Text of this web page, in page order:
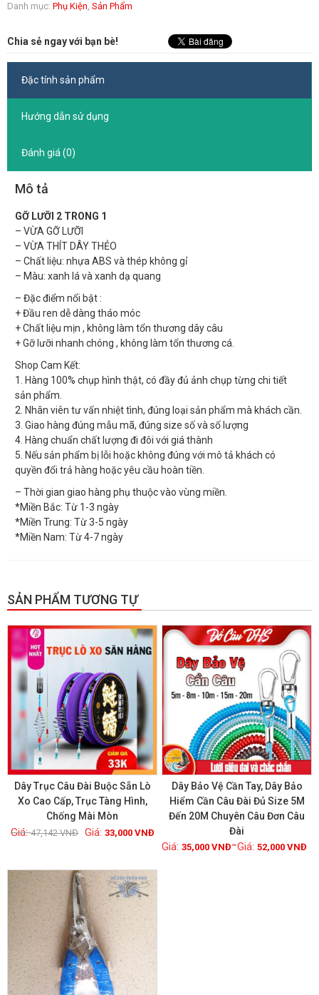
Danh mục: Phụ Kiện, Sản Phẩm
Chia sẻ ngay với bạn bè!
Đặc tính sản phẩm
Hướng dẫn sử dụng
Đánh giá (0)
Mô tả
GỠ LƯỠI 2 TRONG 1
– VỪA GỠ LƯỠI
– VỪA THÍT DÂY THẺO
– Chất liệu: nhựa ABS và thép không gỉ
– Màu: xanh lá và xanh dạ quang
– Đặc điểm nổi bật :
+ Đầu ren dễ dàng tháo móc
+ Chất liệu mịn , không làm tổn thương dây câu
+ Gỡ lưỡi nhanh chóng , không làm tổn thương cá.
Shop Cam Kết:
1. Hàng 100% chụp hình thật, có đầy đủ ảnh chụp từng chi tiết
sản phẩm.
2. Nhân viên tư vấn nhiệt tình, đúng loại sản phẩm mà khách cần.
3. Giao hàng đúng mẫu mã, đúng size số và số lượng
4. Hàng chuẩn chất lượng đi đôi với giá thành
5. Nếu sản phẩm bị lỗi hoặc không đúng với mô tả khách có
quyền đổi trả hàng hoặc yêu cầu hoàn tiền.
– Thời gian giao hàng phụ thuộc vào vùng miền.
*Miền Bắc: Từ 1-3 ngày
*Miền Trung: Từ 3-5 ngày
*Miền Nam: Từ 4-7 ngày
SẢN PHẨM TƯƠNG TỰ
GIẢM GIÁ!
Xem chi tiết
Dây Trục Câu Đài Buộc Sẵn Lò
Xo Cao Cấp, Trục Tàng Hình,
Chống Mài Mòn
47,142VNĐ 33,000VNĐ
GIẢM GIÁ!
Xem chi tiết
Dây Bảo Vệ Cần Tay, Dây Bảo
Hiểm Cần Câu Đài Đủ Size 5M
Đến 20M Chuyên Câu Đơn Câu
Đài
35,000 VNĐ– 52,000 VNĐ